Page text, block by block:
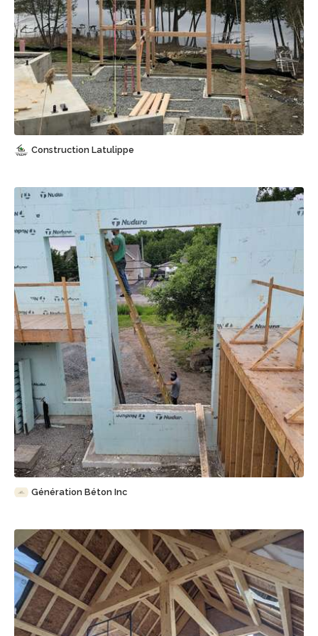
Sauvegarder
Construction Latulippe
Génération Béton Inc